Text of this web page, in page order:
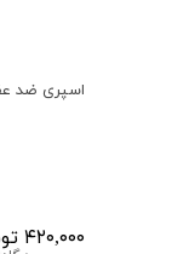
۴۲۰,۰۰۰ تومان